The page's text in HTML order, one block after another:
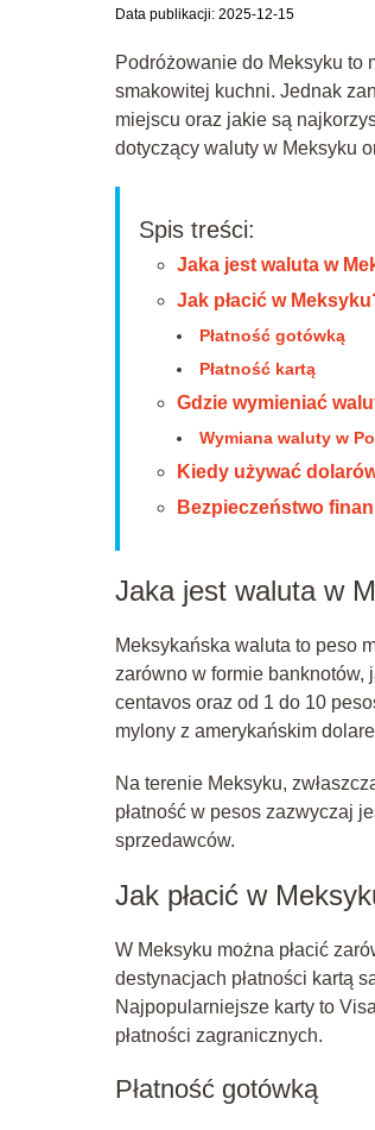
Data publikacji: 2025-12-15
Podróżowanie do Meksyku to
smakowitej kuchni. Jednak
miejscu oraz jakie są
dotyczący waluty w Meksyku
Spis treści:
Jaka jest waluta w
Jak płacić w
Płatność gotówką
Płatność kartą
Gdzie wymieniać
Wymiana waluty w
Kiedy używać
Bezpieczeństwo
Jaka jest waluta w
Meksykańska waluta to peso
zarówno w formie banknotów,
centavos oraz od 1 do 10
mylony z amerykańskim
Na terenie Meksyku,
płatność w pesos zazwyczaj
sprzedawców.
Jak płacić w
W Meksyku można płacić
destynacjach płatności kartą
Najpopularniejsze karty to
płatności zagranicznych.
Płatność gotówką